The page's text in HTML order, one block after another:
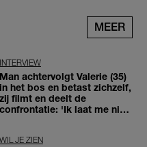
MEER
INTERVIEW
Man achtervolgt Valerie (35)
in het bos en betast zichzelf,
zij filmt en deelt de
confrontatie: 'Ik laat me niet
WIL JE ZIEN